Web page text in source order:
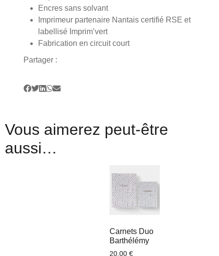
Encres sans solvant
Imprimeur partenaire Nantais certifié RSE et
labellisé Imprim’vert
Fabrication en circuit court
Partager :
Vous aimerez peut-être
aussi…
Carnets Duo
Barthélémy
20,00 €